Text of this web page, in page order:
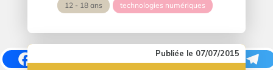
12 - 18 ans technologies numériques
07/07/2015